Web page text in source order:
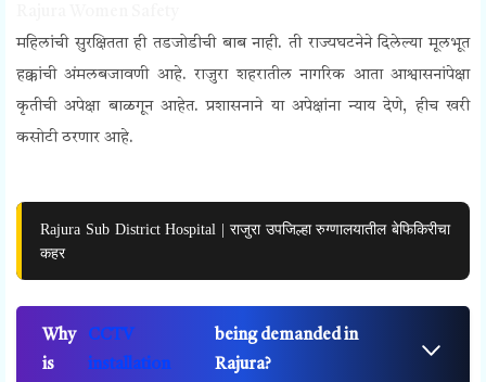
महिलांची सुरक्षितता ही तडजोडीची बाब नाही. ती राज्यघटनेने दिलेल्या मूलभूत
हक्कांची अंमलबजावणी आहे. राजुरा शहरातील नागरिक आता आश्वासनांपेक्षा
कृतीची अपेक्षा बाळगून आहेत. प्रशासनाने या अपेक्षांना न्याय देणे, हीच खरी
कसोटी ठरणार आहे.
Rajura Sub District Hospital | राजुरा उपजिल्हा रुग्णालयातील बेफिकिरीचा
कहर
Why
is
CCTV
installation
being demanded in
Rajura?